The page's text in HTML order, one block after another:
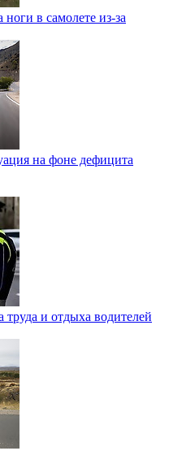
ноги в самолете из-за
на фоне дефицита
и отдыха водителей